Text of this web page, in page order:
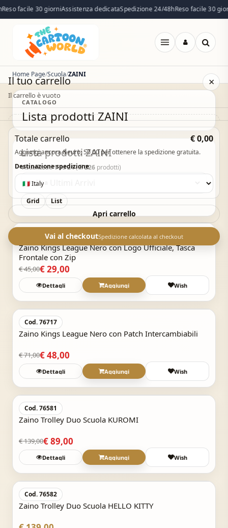
facile 30 giorniAssistenza dedicataSpedizione 24/48hReso facile 30
Apri
Il tuo carrello
Il carrello è vuoto
×
Il carrello è vuoto. Esplora il catalogo e aggiungi i
Totale carrello € 0,00
Aggiungi ancora &euro; 50,00 per ottenere la spedizione gratuita.
Destinazione spedizione
Apri carrello
Vai al checkoutSpedizione calcolata al checkout
Home Page Scuola ZAINI
CATALOGO
Lista prodotti ZAINI
Lista prodotti ZAINI
Visualizzati1su24(di226 prodotti)
Ordina
Grid List
Acquisto Veloce
Cod. 76718
Zaino Kings League Nero con Logo Ufficiale, Tasca
Frontale con Zip
€ 45,00€ 29,00
Dettagli Aggiungi Wish
Acquisto Veloce
Cod. 76717
Zaino Kings League Nero con Patch Intercambiabili
€ 71,00€ 48,00
Dettagli Aggiungi Wish
Acquisto Veloce
Cod. 76581
Zaino Trolley Duo Scuola KUROMI
€ 139,00€ 89,00
Dettagli Aggiungi Wish
Acquisto Veloce
Cod. 76582
Zaino Trolley Duo Scuola HELLO KITTY